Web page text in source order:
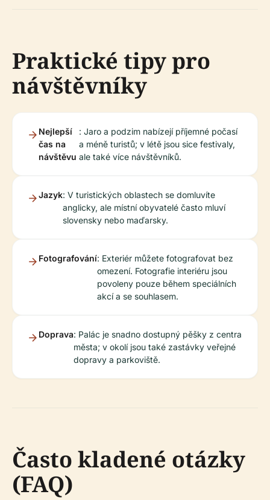
Praktické tipy pro
návštěvníky
Nejlepší
čas na
návštěvu
: Jaro a podzim nabízejí příjemné počasí
a méně turistů; v létě jsou sice festivaly,
ale také více návštěvníků.
Jazyk: V turistických oblastech se domluvíte
anglicky, ale místní obyvatelé často mluví
slovensky nebo maďarsky.
Fotografování: Exteriér můžete fotografovat bez
omezení. Fotografie interiéru jsou
povoleny pouze během speciálních
akcí a se souhlasem.
Doprava: Palác je snadno dostupný pěšky z centra
města; v okolí jsou také zastávky veřejné
dopravy a parkoviště.
Často kladené otázky
(FAQ)